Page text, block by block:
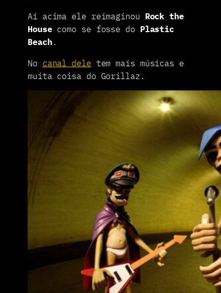
Aí acima ele reimaginou Rock the
Housecomo se fosse do Plastic
Beach.
No canal dele tem mais músicas e
muita coisa do Gorillaz.